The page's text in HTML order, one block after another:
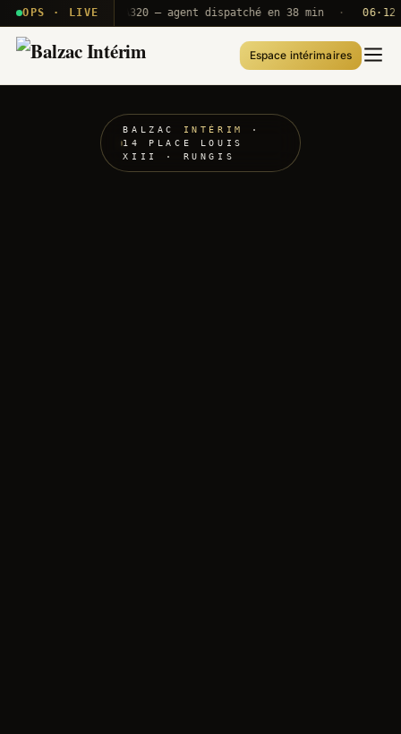
OPS · LIVE
· T2E · B71 Push A320 — agent dispatché en 38 min · 06·12 UTC
Espace intérimaires
BALZAC INTÉRIM
·
14 PLACE LOUIS
XIII · RUNGIS